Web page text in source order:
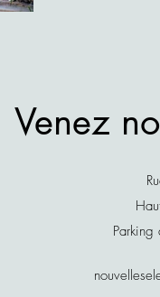
Venez
Parking